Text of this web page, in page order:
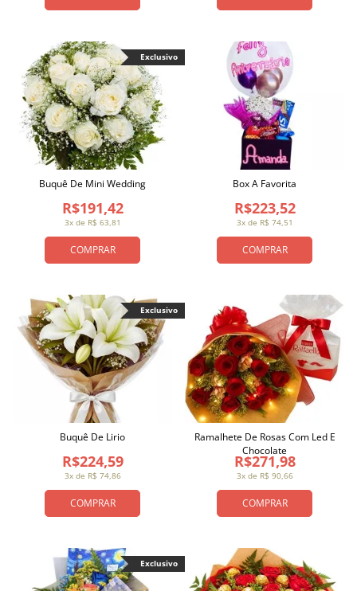
COMPRAR
3x de R$ 63,81
R$191,42
Buquê De Mini Wedding
Exclusivo
COMPRAR
3x de R$ 74,51
R$223,52
Box A Favorita
COMPRAR
3x de R$ 74,86
R$224,59
Buquê De Lirio
Exclusivo
COMPRAR
3x de R$ 90,66
R$271,98
Ramalhete De Rosas Com Led E
Chocolate
Exclusivo